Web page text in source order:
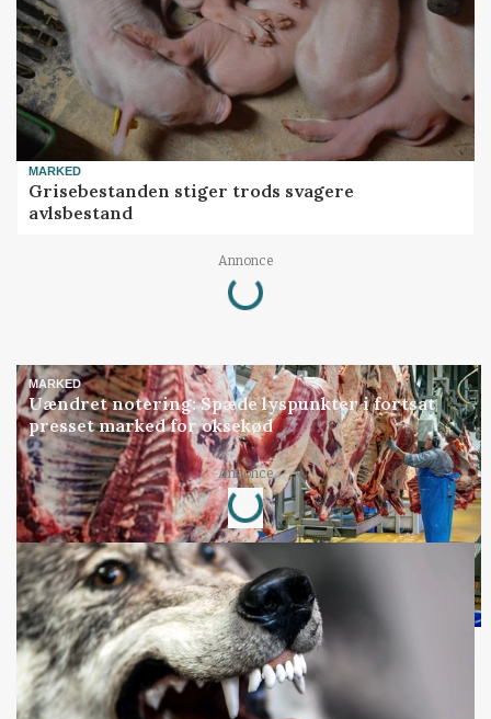
MARKED
Grisebestanden stiger trods svagere
avlsbestand
Annonce
Loading...
MARKED
Uændret notering: Spæde lyspunkter i fortsat
presset marked for oksekød
Annonce
Loading...